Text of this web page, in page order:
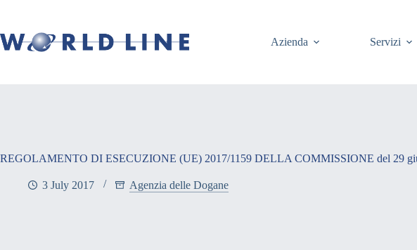
Azienda Servizi
REGOLAMENTO DI ESECUZIONE (UE) 2017/1159 DELLA COMMISSIONE del 29
3 July 2017 Agenzia delle Dogane